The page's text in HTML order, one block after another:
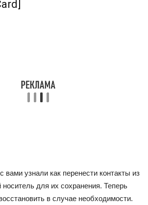
узнали как перенести контакты из
для их сохранения. Теперь
в случае необходимости.